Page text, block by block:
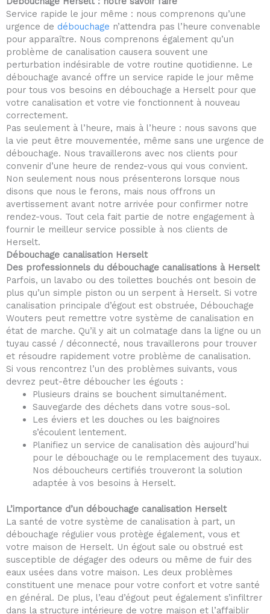
t
o
f
5
Service rapide le jour même : nous comprenons qu’une
urgence de débouchage n’attendra pas l’heure convenable
pour apparaître. Nous comprenons également qu’un
problème de canalisation causera souvent une
perturbation indésirable de votre routine quotidienne. Le
débouchage avancé offre un service rapide le jour même
pour tous vos besoins en débouchage a Herselt pour que
votre canalisation et votre vie fonctionnent à nouveau
correctement.
Pas seulement à l’heure, mais à l’heure : nous savons que
la vie peut être mouvementée, même sans une urgence de
débouchage. Nous travaillerons avec nos clients pour
convenir d’une heure de rendez-vous qui vous convient.
Non seulement nous nous présenterons lorsque nous
disons que nous le ferons, mais nous offrons un
avertissement avant notre arrivée pour confirmer notre
rendez-vous. Tout cela fait partie de notre engagement à
fournir le meilleur service possible à nos clients de
Herselt.
Débouchage canalisation Herselt
Des professionnels du débouchage canalisations à Herselt
Parfois, un lavabo ou des toilettes bouchés ont besoin de
plus qu’un simple piston ou un serpent à Herselt. Si votre
canalisation principale d’égout est obstruée, Débouchage
Wouters peut remettre votre système de canalisation en
état de marche. Qu’il y ait un colmatage dans la ligne ou un
tuyau cassé / déconnecté, nous travaillerons pour trouver
et résoudre rapidement votre problème de canalisation.
Si vous rencontrez l’un des problèmes suivants, vous
devrez peut-être déboucher les égouts :
Plusieurs drains se bouchent simultanément.
Sauvegarde des déchets dans votre sous-sol.
Les éviers et les douches ou les baignoires
s’écoulent lentement.
Planifiez un service de canalisation dès aujourd’hui
pour le débouchage ou le remplacement des tuyaux.
Nos déboucheurs certifiés trouveront la solution
adaptée à vos besoins à Herselt.
L’importance d’un débouchage canalisation Herselt
La santé de votre système de canalisation à part, un
débouchage régulier vous protège également, vous et
votre maison de Herselt. Un égout sale ou obstrué est
susceptible de dégager des odeurs ou même de fuir des
eaux usées dans votre maison. Les deux problèmes
constituent une menace pour votre confort et votre santé
en général. De plus, l’eau d’égout peut également s’infiltrer
dans la structure intérieure de votre maison et l’affaiblir